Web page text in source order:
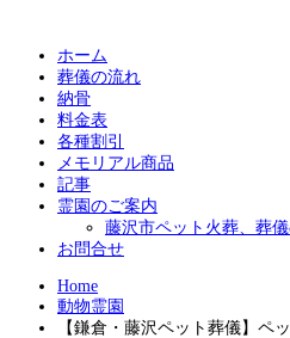
ホーム
葬儀の流れ
納骨
料金表
各種割引
メモリアル商品
記事
霊園のご案内
藤沢市ペット火葬、葬
お問合せ
Home
動物霊園
【鎌倉・藤沢ペット葬儀】ペ